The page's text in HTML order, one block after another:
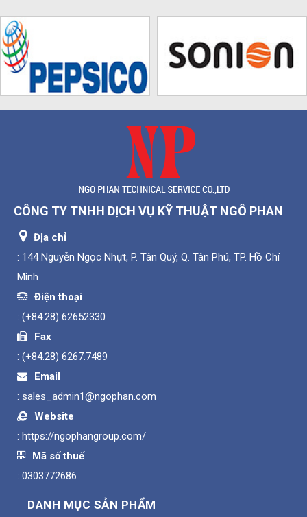
CÔNG TY TNHH DỊCH VỤ KỸ THUẬT NGÔ PHAN
Địa chỉ
: 144 Nguyễn Ngọc Nhựt, P. Tân Quý, Q. Tân Phú, TP. Hồ Chí
Minh
Điện thoại
: (+84.28) 62652330
Fax
: (+84.28) 6267.7489
Email
: sales_admin1@ngophan.com
Website
: https://ngophangroup.com/
Mã số thuế
: 0303772686
DANH MỤC SẢN PHẨM